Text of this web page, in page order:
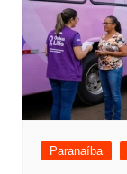
Paranaíba